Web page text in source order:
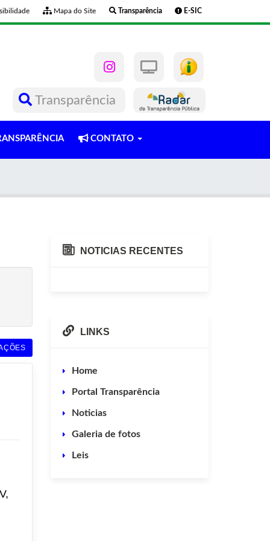
Mapa do Site Transparência E-SIC
Transparência
CONTATO
NOTICIAS RECENTES
LINKS
Home
Portal Transparência
Noticias
Galeria de fotos
Leis